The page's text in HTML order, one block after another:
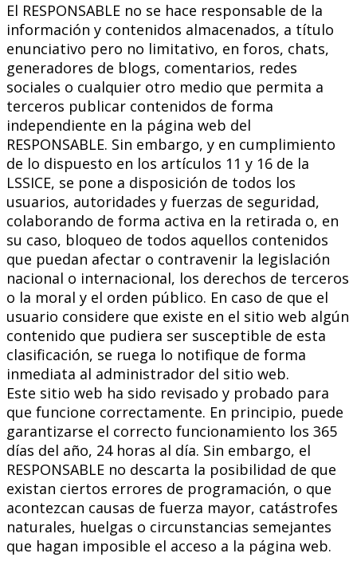
El RESPONSABLE no se hace responsable de la
información y contenidos almacenados, a título
enunciativo pero no limitativo, en foros, chats,
generadores de blogs, comentarios, redes
sociales o cualquier otro medio que permita a
terceros publicar contenidos de forma
independiente en la página web del
RESPONSABLE. Sin embargo, y en cumplimiento
de lo dispuesto en los artículos 11 y 16 de la
LSSICE, se pone a disposición de todos los
usuarios, autoridades y fuerzas de seguridad,
colaborando de forma activa en la retirada o, en
su caso, bloqueo de todos aquellos contenidos
que puedan afectar o contravenir la legislación
nacional o internacional, los derechos de terceros
o la moral y el orden público. En caso de que el
usuario considere que existe en el sitio web algún
contenido que pudiera ser susceptible de esta
clasificación, se ruega lo notifique de forma
inmediata al administrador del sitio web.
Este sitio web ha sido revisado y probado para
que funcione correctamente. En principio, puede
garantizarse el correcto funcionamiento los 365
días del año, 24 horas al día. Sin embargo, el
RESPONSABLE no descarta la posibilidad de que
existan ciertos errores de programación, o que
acontezcan causas de fuerza mayor, catástrofes
naturales, huelgas o circunstancias semejantes
que hagan imposible el acceso a la página web.